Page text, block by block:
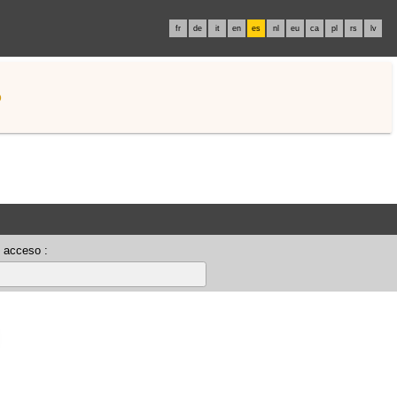
fr de it en es nl eu ca pl rs lv
acceso :